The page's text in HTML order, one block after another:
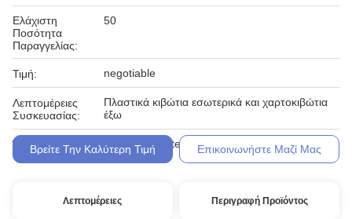
Ελάχιστη
Ποσότητα
Παραγγελίας:
50
Τιμή: negotiable
Λεπτομέρειες
Συσκευασίας:
Πλαστικά κιβώτια εσωτερικά και χαρτοκιβώτια
έξω
Όροι Πληρωμής: L/C, T/T, Western Union
Βρείτε Την Καλύτερη Τιμή Επικοινωνήστε Μαζί Μας
Λεπτομέρειες Περιγραφή Προϊόντος